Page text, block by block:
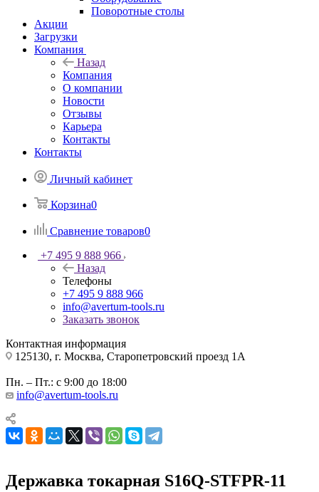
Поворотные столы
Акции
Загрузки
Компания
Назад
Компания
О компании
Новости
Отзывы
Карьера
Контакты
Контакты
Личный кабинет
Корзина0
Сравнение товаров0
+7 495 9 888 966
Назад
Телефоны
+7 495 9 888 966
info@avertum-tools.ru
Заказать звонок
Контактная информация
125130, г. Москва, Старопетровский проезд 1А
Пн. – Пт.: с 9:00 до 18:00
info@avertum-tools.ru
Державка токарная S16Q-STFPR-11